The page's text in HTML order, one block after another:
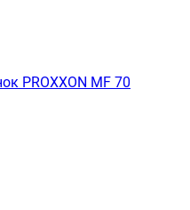
PROXXON MF 70